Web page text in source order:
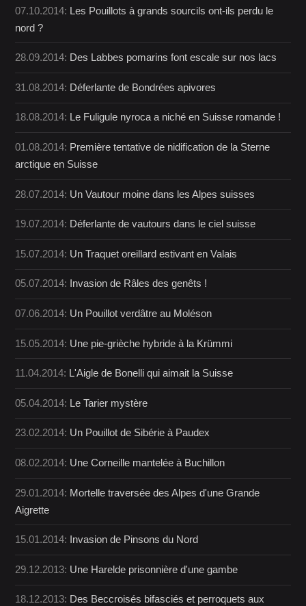
07.10.2014: Les Pouillots à grands sourcils ont-ils perdu le
nord ?
28.09.2014: Des Labbes pomarins font escale sur nos lacs
31.08.2014: Déferlante de Bondrées apivores
18.08.2014: Le Fuligule nyroca a niché en Suisse romande !
01.08.2014: Première tentative de nidification de la Sterne
arctique en Suisse
28.07.2014: Un Vautour moine dans les Alpes suisses
19.07.2014: Déferlante de vautours dans le ciel suisse
15.07.2014: Un Traquet oreillard estivant en Valais
05.07.2014: Invasion de Râles des genêts !
07.06.2014: Un Pouillot verdâtre au Moléson
15.05.2014: Une pie-grièche hybride à la Krümmi
11.04.2014: L'Aigle de Bonelli qui aimait la Suisse
05.04.2014: Le Tarier mystère
23.02.2014: Un Pouillot de Sibérie à Paudex
08.02.2014: Une Corneille mantelée à Buchillon
29.01.2014: Mortelle traversée des Alpes d'une Grande
Aigrette
15.01.2014: Invasion de Pinsons du Nord
29.12.2013: Une Harelde prisonnière d'une gambe
18.12.2013: Des Beccroisés bifasciés et perroquets aux